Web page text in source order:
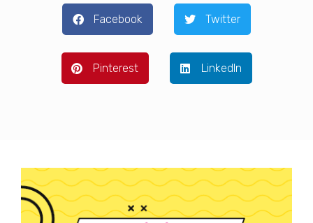
Facebook Twitter
Pinterest LinkedIn